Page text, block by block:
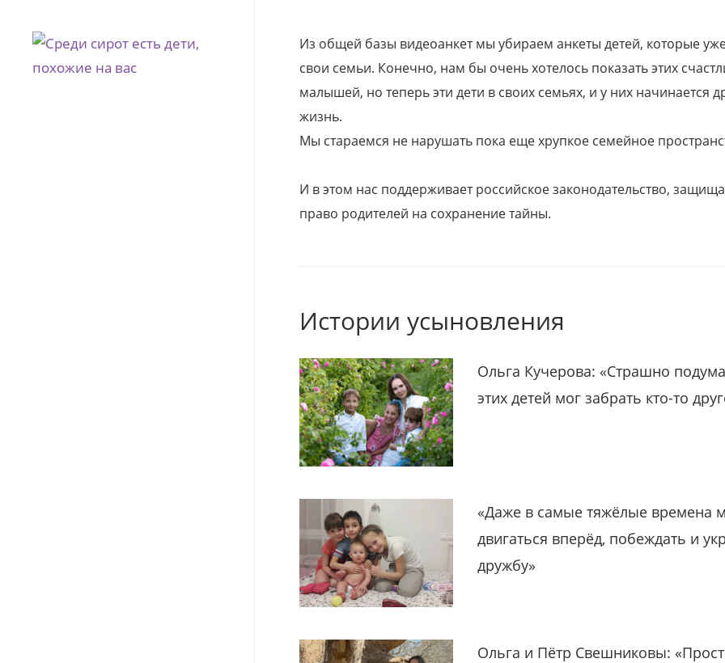
Из общей базы видеоанкет мы убираем анкеты детей, которые
свои семьи. Конечно, нам бы очень хотелось показать этих
малышей, но теперь эти дети в своих семьях, и у них начинается
жизнь.
Мы стараемся не нарушать пока еще хрупкое семейное
И в этом нас поддерживает российское законодательство,
право родителей на сохранение тайны.
Истории усыновления
Ольга Кучерова: «Страшно
этих детей мог забрать кто-то
«Даже в самые тяжёлые времена
двигаться вперёд, побеждать и
дружбу»
Ольга и Пётр Свешниковы: